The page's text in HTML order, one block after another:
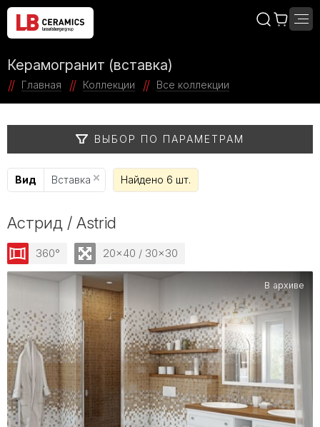
Керамогранит (вставка)
Главная Коллекции Все коллекции
ВЫБОР ПО ПАРАМЕТРАМ
Вид Вставка Найдено 6 шт.
Астрид / Astrid
360° 20x40 / 30x30
В архиве